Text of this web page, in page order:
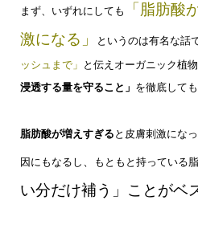
まず、いずれにしても
「脂肪酸
激になる」
というのは有名な話で
ッシュまで」 と伝え オーガニック植
浸透する量を守ること」 を徹底して
脂肪酸が増えすぎる と 皮膚刺激にな
因にもなるし もともと持っている
い分だけ補う」ことがベ